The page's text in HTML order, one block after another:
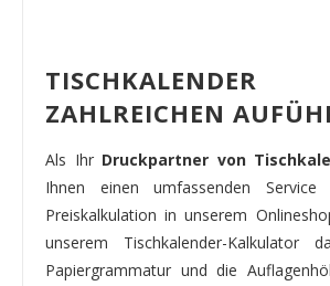
ZAHLREICHEN
Als Ihr Druckpartner von
Ihnen einen umfassenden
Preiskalkulation in unserem
unserem Tischkalender-Kalkulator
Papiergrammatur und die